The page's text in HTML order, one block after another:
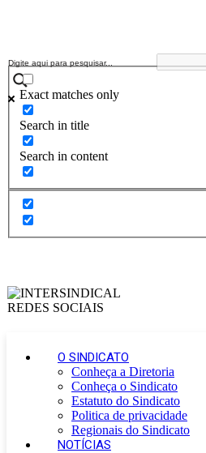
Exact matches only
Search in title
Search in content
O SINDICATO
Conheça a Diretoria
Conheça o Sindicato
Estatuto do Sindicato
Politica de privacidade
Regionais do Sindicato
NOTÍCIAS